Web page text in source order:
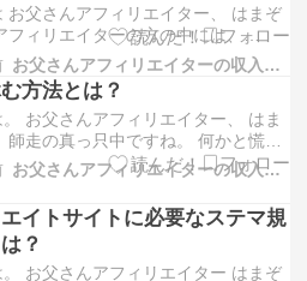
お父さんアフィリエイター、 はまぞ
フィリエイターの方の中には、
シエイトを利用している方が多いと
僕も利用しています。 このブログで
せんが・・・ ちなみに、このブロ
アソシエイトが使えない理由は、以
お父さんアフィリエイターの収入を１０万円増やす方法
方法とは？
。 お父さんアフィリエイター、 はま
師走の真っ只中ですね。 何かと慌た
と思います。 本業も忙しい、 副業
ついでに、プライベートも、遊びも
・ 多分、副業に挑戦しているあなた
年齢も、僕と同じぐらいだと思いま
お父さんアフィリエイターの収入を１０万円増やす方法
イトサイトに必要なステマ規
？
。 お父さんアフィリエイター はまぞ